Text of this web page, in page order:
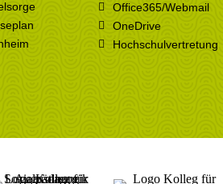
Office365/Webmail
OneDrive
Hochschulvertretung